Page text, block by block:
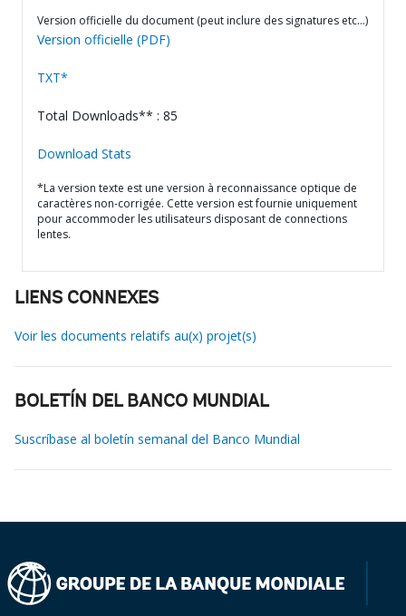
Version officielle du document (peut inclure des signatures etc…)
Version officielle (PDF)
TXT*
Total Downloads** : 85
Download Stats
*La version texte est une version à reconnaissance optique de
caractères non-corrigée. Cette version est fournie uniquement
pour accommoder les utilisateurs disposant de connections
lentes.
LIENS CONNEXES
Voir les documents relatifs au(x) projet(s)
BOLETÍN DEL BANCO MUNDIAL
Suscríbase al boletín semanal del Banco Mundial